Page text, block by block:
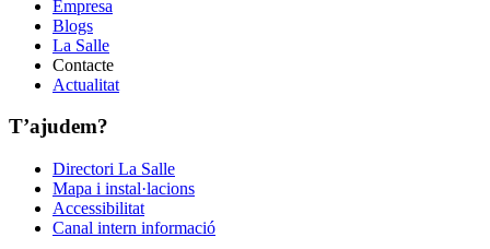
Empresa
Blogs
La Salle
Contacte
Actualitat
T’ajudem?
Directori La Salle
Mapa i instal·lacions
Accessibilitat
Canal intern informació